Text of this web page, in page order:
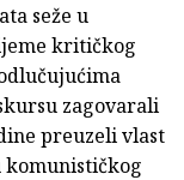
seže u
kritičkog
zagovarali
preuzeli vlast
komunističkog